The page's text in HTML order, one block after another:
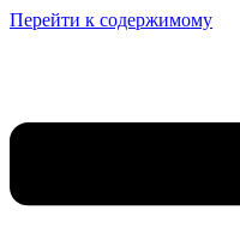
Перейти к содержимому